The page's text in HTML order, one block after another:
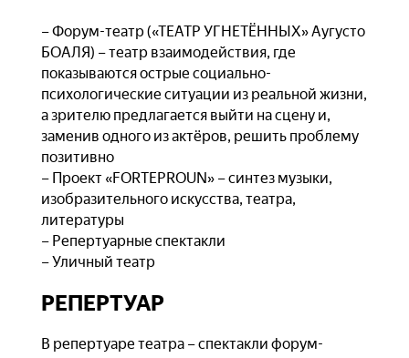
– Форум-театр («ТЕАТР УГНЕТЁННЫХ» Аугусто
БОАЛЯ) – театр взаимодействия, где
показываются острые социально-
психологические ситуации из реальной жизни,
а зрителю предлагается выйти на сцену и,
заменив одного из актёров, решить проблему
позитивно
– Проект «FORTEPROUN» – синтез музыки,
изобразительного искусства, театра,
литературы
– Репертуарные спектакли
– Уличный театр
РЕПЕРТУАР
В репертуаре театра – спектакли форум-